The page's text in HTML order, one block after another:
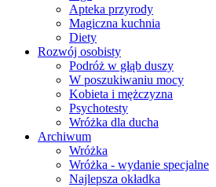
Apteka przyrody
Magiczna kuchnia
Diety
Rozwój osobisty
Podróż w głąb duszy
W poszukiwaniu mocy
Kobieta i mężczyzna
Psychotesty
Wróżka dla ducha
Archiwum
Wróżka
Wróżka - wydanie specjalne
Najlepsza okładka